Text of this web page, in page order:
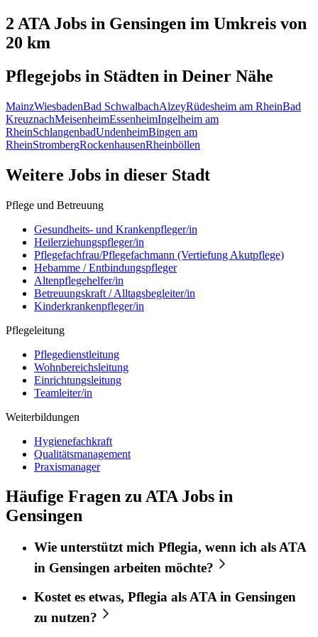
2 ATA Jobs in Gensingen im Umkreis von
20 km
Pflegejobs in Städten in Deiner Nähe
MainzWiesbadenBad SchwalbachAlzeyRüdesheim am RheinBad
KreuznachMeisenheimEssenheimIngelheim am
RheinSchlangenbadUndenheimBingen am
RheinStrombergRockenhausenRheinböllen
Weitere Jobs in dieser Stadt
Pflege und Betreuung
Gesundheits- und Krankenpfleger/in
Heilerziehungspfleger/in
Pflegefachfrau/Pflegefachmann (Vertiefung Akutpflege)
Hebamme / Entbindungspfleger
Altenpflegehelfer/in
Betreuungskraft / Alltagsbegleiter/in
Kinderkrankenpfleger/in
Pflegeleitung
Pflegedienstleitung
Wohnbereichsleitung
Einrichtungsleitung
Teamleiter/in
Weiterbildungen
Hygienefachkraft
Qualitätsmanagement
Praxismanager
Häufige Fragen zu ATA Jobs in
Gensingen
Wie unterstützt mich Pflegia, wenn ich alsATA
in Gensingen arbeiten möchte?
Kostet es etwas, Pflegia als ATA in Gensingen
zu nutzen?